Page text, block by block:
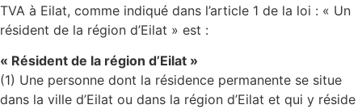
TVA à Eilat, comme indiqué dans l’article 1 de la loi : « Un
résident de la région d’Eilat » est :
« Résident de la région d’Eilat »
(1) Une personne dont la résidence permanente se situe
dans la ville d’Eilat ou dans la région d’Eilat et qui y réside